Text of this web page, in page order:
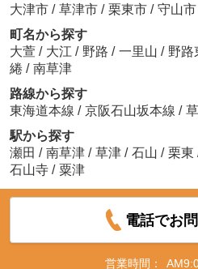
大津市 / 草津市 / 栗東市 / 守山市
町名から探す
大萱 / 大江 / 野路 / 一里山 / 野路
綣 / 南草津
路線から探す
東海道本線 / 京阪石山坂本線 /
駅から探す
瀬田 / 南草津 / 草津 / 石山 / 栗東
石山寺 / 粟津
電話でお
営業時間：